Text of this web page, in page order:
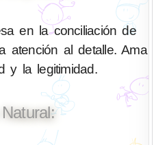
en la conciliación de
atención al detalle. Ama
y la legitimidad.